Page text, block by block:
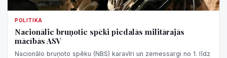
POLITIKA
Nacionālie bruņotie spēki piedalās militārajās
mācībās ASV
Nacionālo bruņoto spēku (NBS) karavīri un zemessargi no 1. līdz